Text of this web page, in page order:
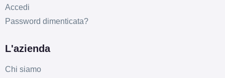
Accedi
Password dimenticata?
L'azienda
Chi siamo